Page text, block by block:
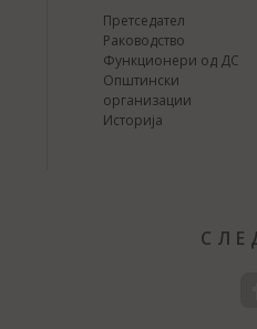
Претседател
Раководство
Функционери од ДС
Општински
организации
Историја